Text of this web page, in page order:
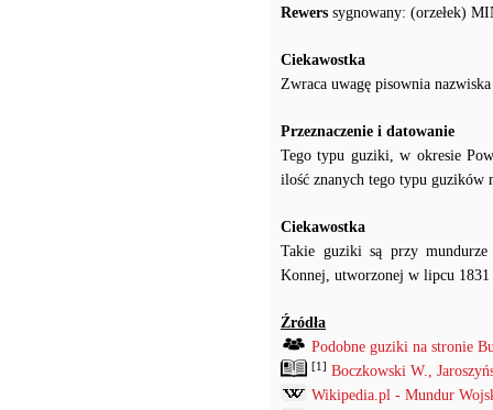
Rewers sygnowany: (orzełek)
Ciekawostka
Zwraca uwagę pisownia
Przeznaczenie i datowanie
Tego typu guziki, w okresie
ilość znanych tego typu
Ciekawostka
Takie guziki są przy mundurze
Konnej, utworzonej w lipcu
Źródła
Podobne guziki na stronie
[1] Boczkowski W.,
Wikipedia.pl - Mundur